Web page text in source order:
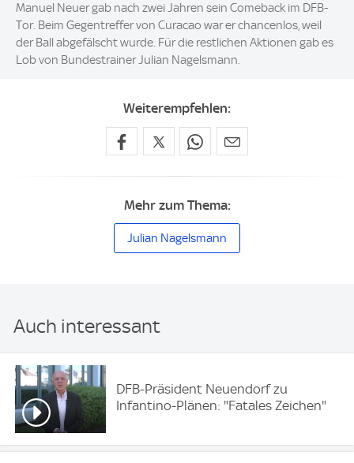
Manuel Neuer gab nach zwei Jahren sein Comeback im DFB-
Tor. Beim Gegentreffer von Curacao war er chancenlos, weil
der Ball abgefälscht wurde. Für die restlichen Aktionen gab es
Lob von Bundestrainer Julian Nagelsmann.
Weiterempfehlen:
Mehr zum Thema:
Julian Nagelsmann
Auch interessant
DFB-Präsident Neuendorf zu
Infantino-Plänen: "Fatales Zeichen"